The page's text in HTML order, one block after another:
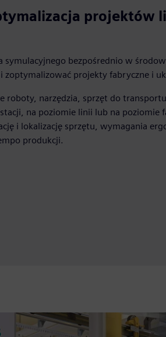
projektów
symulacyjnego bezpośrednio w
zoptymalizować projekty fabryczne i
roboty, narzędzia, sprzęt do
na poziomie linii lub na poziomie
i lokalizację sprzętu, wymagania
produkcji.